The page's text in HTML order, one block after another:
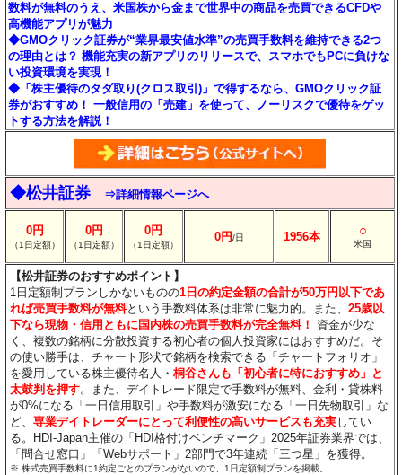
数料が無料のうえ、米国株から金まで世界中の商品を売買できるCFDや
高機能アプリが魅力
◆GMOクリック証券が“業界最安値水準”の売買手数料を維持できる2つ
の理由とは？ 機能充実の新アプリのリリースで、スマホでもPCに負けな
い投資環境を実現！
◆「株主優待のタダ取り(クロス取引)」で得するなら、GMOクリック証
券がおすすめ！ 一般信用の「売建」を使って、ノーリスクで優待をゲッ
トする方法を解説！
◆松井証券 ⇒詳細情報ページへ
0円
（1日定額）
0円
（1日定額）
0円
（1日定額）
0円/日 1956本 ○
米国
【松井証券のおすすめポイント】
1日定額制プランしかないものの1日の約定金額の合計が50万円以下であ
れば売買手数料が無料という手数料体系は非常に魅力的。また、25歳以
下なら現物・信用ともに国内株の売買手数料が完全無料！
資金が少な
く、複数の銘柄に分散投資する初心者の個人投資家にはおすすめだ。そ
の使い勝手は、チャート形状で銘柄を検索できる「チャートフォリオ」
を愛用している株主優待名人・桐谷さんも「初心者に特におすすめ」と
太鼓判を押す。また、デイトレード限定で手数料が無料、金利・貸株料
が0%になる「一日信用取引」や手数料が激安になる「一日先物取引」な
ど、専業デイトレーダーにとって利便性の高いサービスも充実してい
る。HDI-Japan主催の「HDI格付けベンチマーク」2025年証券業界では、
「問合せ窓口」「Webサポート」2部門で3年連続「三つ星」を獲得。
※ 株式売買手数料に1約定ごとのプランがないので、1日定額制プランを掲載。